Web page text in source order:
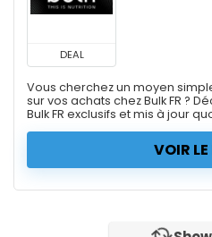
DEAL
Vous cherchez un moyen
sur vos achats chez Bulk FR ?
Bulk FR exclusifs et mis à jour
VOIR